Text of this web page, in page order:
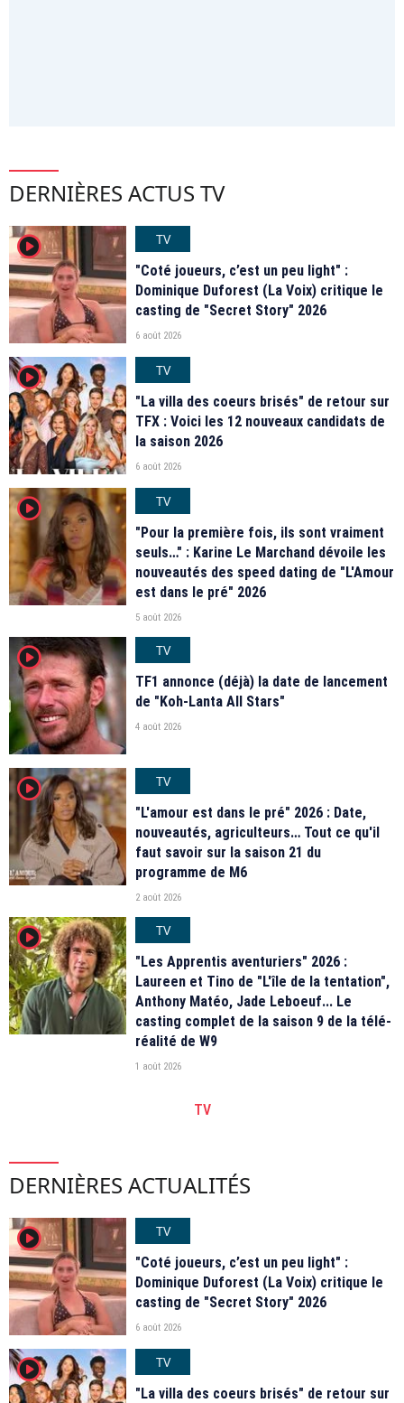
DERNIÈRES ACTUS TV
player2
TV
"Coté joueurs, c’est un peu light" :
Dominique Duforest (La Voix) critique le
casting de "Secret Story" 2026
6 août 2026
player2
TV
"La villa des coeurs brisés" de retour sur
TFX : Voici les 12 nouveaux candidats de
la saison 2026
6 août 2026
player2
TV
"Pour la première fois, ils sont vraiment
seuls…" : Karine Le Marchand dévoile les
nouveautés des speed dating de "L'Amour
est dans le pré" 2026
5 août 2026
player2
TV
TF1 annonce (déjà) la date de lancement
de "Koh-Lanta All Stars"
4 août 2026
player2
TV
"L'amour est dans le pré" 2026 : Date,
nouveautés, agriculteurs… Tout ce qu'il
faut savoir sur la saison 21 du
programme de M6
2 août 2026
player2
TV
"Les Apprentis aventuriers" 2026 :
Laureen et Tino de "L'île de la tentation",
Anthony Matéo, Jade Leboeuf... Le
casting complet de la saison 9 de la télé-
réalité de W9
1 août 2026
TV
DERNIÈRES ACTUALITÉS
player2
TV
"Coté joueurs, c’est un peu light" :
Dominique Duforest (La Voix) critique le
casting de "Secret Story" 2026
6 août 2026
player2
TV
"La villa des coeurs brisés" de retour sur